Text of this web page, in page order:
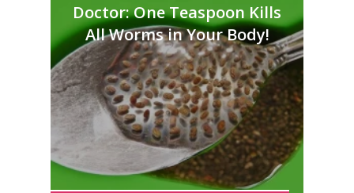
Doctor: One Teaspoon Kills
All Worms in Your Body!